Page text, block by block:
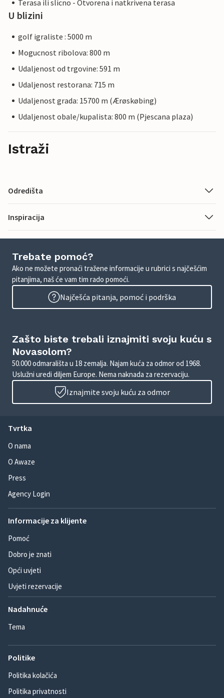
Terasa ili slicno - Otvorena i natkrivena terasa
U blizini
golf igraliste : 5000 m
Mogucnost ribolova: 800 m
Udaljenost od trgovine: 591 m
Udaljenost restorana: 715 m
Udaljenost grada: 15700 m (Ærøskøbing)
Udaljenost obale/kupalista: 800 m (Pjescana plaza)
Istraži
Odredišta
Inspiracija
Trebate pomoć?
Ako ne možete pronaći tražene informacije u rubrici s najčešćim
pitanjima, naš će vam tim rado pomoći.
Najčešća pitanja, pomoć i podrška
Zašto biste trebali iznajmiti svoju kuću s
Novasolom?
50.000 odmarališta u 18 zemalja. Najam kuća za odmor od 1968.
Uslužni uredi diljem Europe. Nema naknada za rezervaciju.
Iznajmite svoju kuću za odmor
Tvrtka
O nama
O Awaze
Press
Agency Login
Informacije za klijente
Pomoć
Dobro je znati
Opći uvjeti
Uvjeti rezervacije
Nadahnuće
Tema
Politike
Politika kolačića
Politika privatnosti